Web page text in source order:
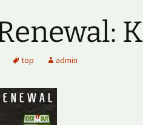
top admin